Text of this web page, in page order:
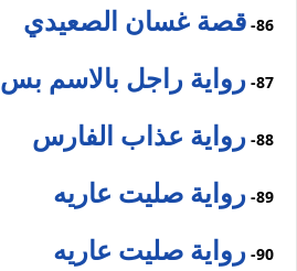
86- قصة غسان الصعيدي
87- رواية راجل بالاسم بس
88- رواية عذاب الفارس
89- رواية صليت عاريه
90- رواية صليت عاريه